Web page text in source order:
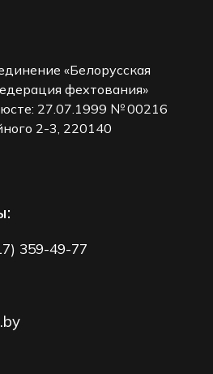
«Белорусская
фехтования»
27.07.1999 № 00216
2-3, 220140
359-49-77